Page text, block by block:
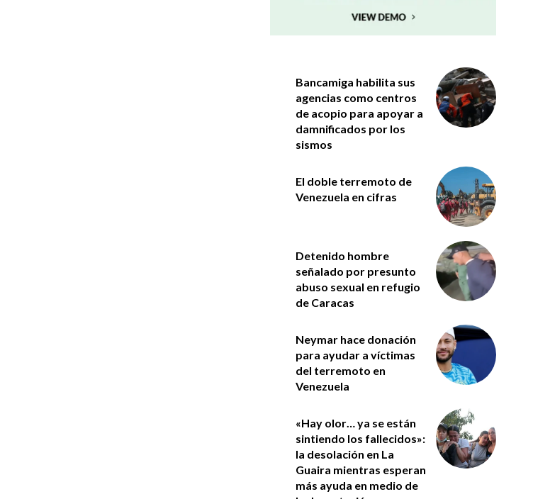
Bancamiga habilita sus
agencias como centros
de acopio para apoyar a
damnificados por los
sismos
El doble terremoto de
Venezuela en cifras
Detenido hombre
señalado por presunto
abuso sexual en refugio
de Caracas
Neymar hace donación
para ayudar a víctimas
del terremoto en
Venezuela
«Hay olor… ya se están
sintiendo los fallecidos»:
la desolación en La
Guaira mientras esperan
más ayuda en medio de